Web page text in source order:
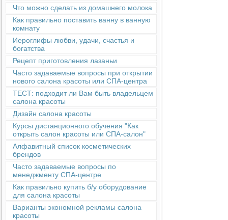
Что можно сделать из домашнего молока
Как правильно поставить ванну в ванную
комнату
Иероглифы любви, удачи, счастья и
богатства
Рецепт приготовления лазаньи
Часто задаваемые вопросы при открытии
нового салона красоты или СПА-центра
ТЕСТ: подходит ли Вам быть владельцем
салона красоты
Дизайн салона красоты
Курсы дистанционного обучения "Как
открыть салон красоты или СПА-салон"
Алфавитный список косметических
брендов
Часто задаваемые вопросы по
менеджменту СПА-центре
Как правильно купить б/у оборудование
для салона красоты
Варианты экономной рекламы салона
красоты